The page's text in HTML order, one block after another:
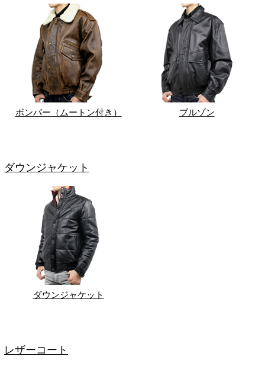
ボンバー（ムートン付き） ブルゾン
ダウンジャケット
ダウンジャケット
レザーコート